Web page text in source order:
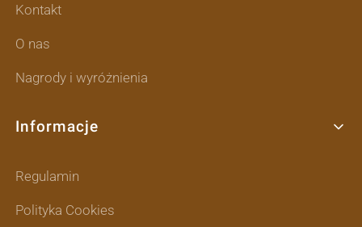
Kontakt
O nas
Nagrody i wyróżnienia
Informacje
Regulamin
Polityka Cookies